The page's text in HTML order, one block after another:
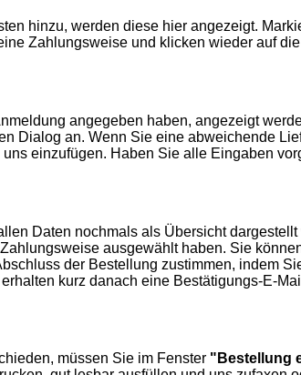
hinzu, werden diese hier angezeigt.
Zahlungsweise und klicken wieder auf
angegeben haben, angezeigt
Dialog an. Wenn Sie eine abweichende
einzufügen. Haben Sie alle Eingaben
Daten nochmals als Übersicht
ausgewählt haben. Sie
der Bestellung zustimmen, indem
kurz danach eine Bestätigungs-E-
müssen Sie im Fenster "Bestellung